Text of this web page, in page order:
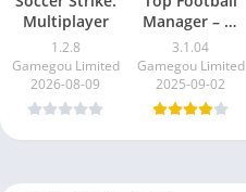
Multiplayer
1.2.8
Gamegou Limited
2026-08-09
Manager – 梦
幻足球经理
3.1.04
Gamegou Limited
2025-09-02